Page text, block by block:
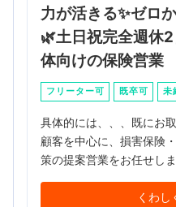
力が活きる✨ゼロ
🌿土日祝完全週休
体向けの保険営業
フリーター可 既卒可 未
具体的には、、、既にお
顧客を中心に、損害保険
策の提案営業をお任せしま
くわし